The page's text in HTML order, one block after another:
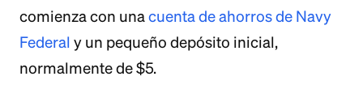
comienza con unacuenta de ahorros de Navy
Federal y un pequeño depósito inicial,
normalmente de $5.